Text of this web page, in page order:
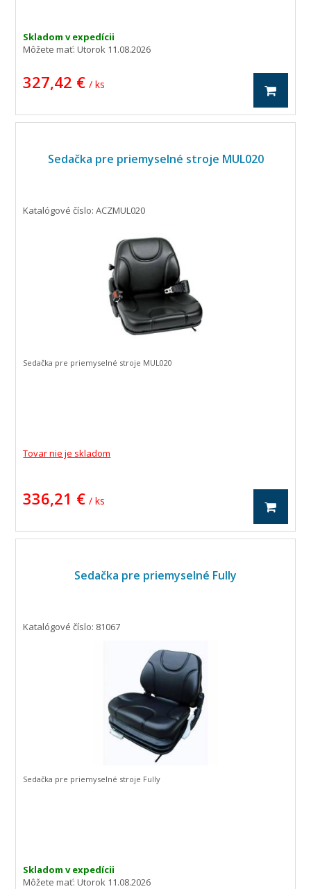
Skladom v expedícii
Môžete mať:Utorok 11.08.2026
327,42 € / ks
Sedačka pre priemyselné stroje MUL020
Katalógové číslo: ACZMUL020
Tovar nie je skladom
336,21 € / ks
Sedačka pre priemyselné stroje MUL020
Sedačka pre priemyselné Fully
Katalógové číslo: 81067
Skladom v expedícii
Môžete mať:Utorok 11.08.2026
Sedačka pre priemyselné stroje Fully